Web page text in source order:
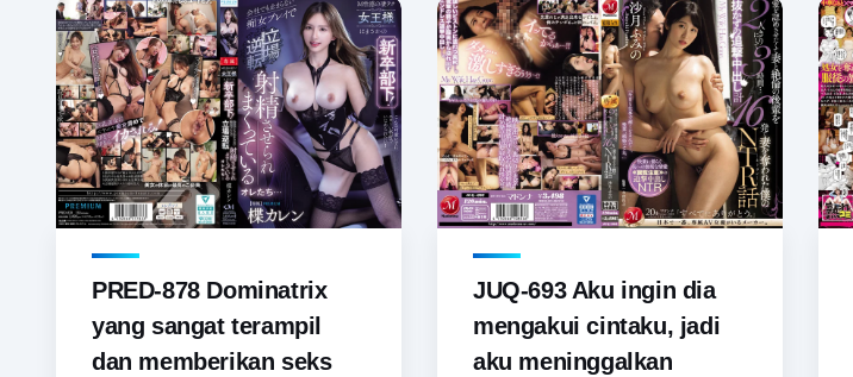
PRED-878 Dominatrix
yang sangat terampil
dan memberikan seks
JUQ-693 Aku ingin dia
mengakui cintaku, jadi
aku meninggalkan